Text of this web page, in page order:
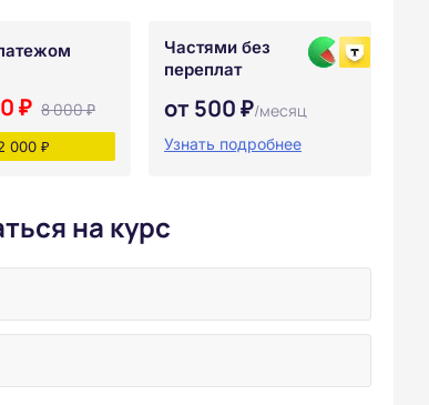
₽ 8 000 ₽
000 ₽
Частями без
переплат
от 500 ₽/месяц
Узнать подробнее
на курс